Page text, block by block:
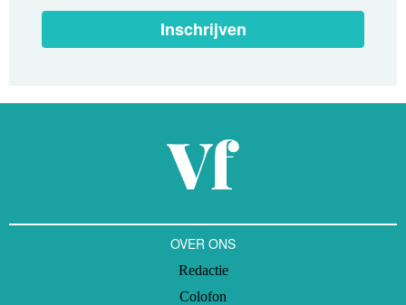
Inschrijven
OVER ONS
Redactie
Colofon